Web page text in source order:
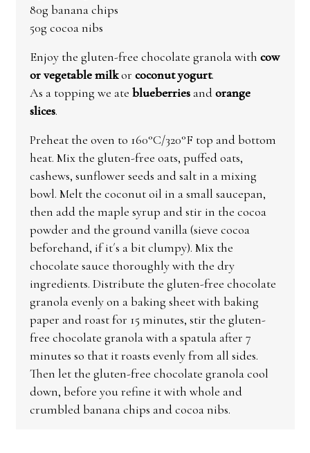
80g banana chips
50g cocoa nibs
Enjoy the gluten-free chocolate granola with cow
or vegetable milkor coconut yogurt.
As a topping we ate blueberriesandorange
slices.
Preheat the oven to 160°C/320°F top and bottom
heat. Mix the gluten-free oats, puffed oats,
cashews, sunflower seeds and salt in a mixing
bowl. Melt the coconut oil in a small saucepan,
then add the maple syrup and stir in the cocoa
powder and the ground vanilla (sieve cocoa
beforehand, if it´s a bit clumpy). Mix the
chocolate sauce thoroughly with the dry
ingredients. Distribute the gluten-free chocolate
granola evenly on a baking sheet with baking
paper and roast for 15 minutes, stir the gluten-
free chocolate granola with a spatula after 7
minutes so that it roasts evenly from all sides.
Then let the gluten-free chocolate granola cool
down, before you refine it with whole and
crumbled banana chips and cocoa nibs.